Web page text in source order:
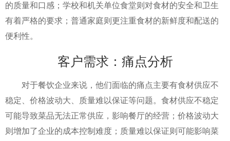
的质量和口感；学校和机关单位食堂则对食材的安全和卫生
有着严格的要求；普通家庭则更注重食材的新鲜度和配送的
便利性。
客户需求：痛点分析
对于餐饮企业来说，他们面临的痛点主要有食材供应不
稳定、价格波动大、质量难以保证等问题。食材供应不稳定
可能导致菜品无法正常供应，影响餐厅的经营；价格波动大
则增加了企业的成本控制难度；质量难以保证则可能影响菜